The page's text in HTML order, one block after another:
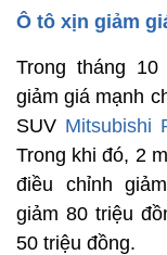
Ô tô xịn giảm
Trong tháng 10
giảm giá mạnh
SUV Mitsubishi
Trong khi đó, 2
điều chỉnh
giảm 80 triệu
50 triệu đồng.